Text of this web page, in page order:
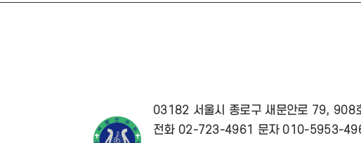
03182 서울시 종로구 새문안로 79, 908
전화 02-723-4961 문자 010-5953-